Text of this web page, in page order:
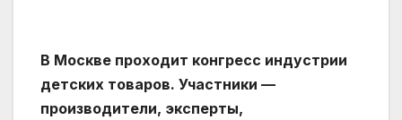
В Москве проходит конгресс индустрии
детских товаров. Участники —
производители, эксперты,